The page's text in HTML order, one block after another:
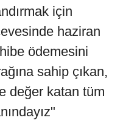
için
haziran
ödemesini
sahip çıkan,
değer katan tüm